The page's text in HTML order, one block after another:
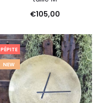
€105,00
PÉPITE
NEW